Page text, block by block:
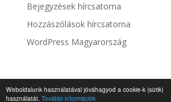
Weboldalunk használatával jóváhagyod a cookie-k (sütik)
használatát. További információk
Bejegyzések hírcsatorna
Hozzászólások hírcsatorna
WordPress Magyarország
© fixszolgaltato.hu |